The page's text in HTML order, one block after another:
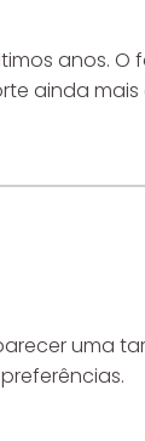
anos. O
ainda mais
uma